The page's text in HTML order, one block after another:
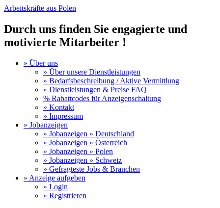
Arbeitskräfte aus Polen
Durch uns finden Sie engagierte und
motivierte Mitarbeiter !
» Über uns
» Über unsere Dienstleistungen
» Bedarfsbeschreibung / Aktive Vermittlung
» Dienstleistungen & Preise FAQ
% Rabattcodes für Anzeigenschaltung
» Kontakt
» Impressum
» Jobanzeigen
» Jobanzeigen » Deutschland
» Jobanzeigen » Österreich
» Jobanzeigen » Polen
» Jobanzeigen » Schweiz
» Gefragteste Jobs & Branchen
» Anzeige aufgeben
» Login
» Registrieren